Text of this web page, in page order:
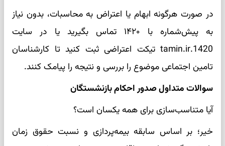
در صورت هرگونه ابهام یا اعتراض به محاسبات، بدون نیاز
به پیش‌شماره با ۱۴۲۰ تماس بگیرید یا در سایت
1420.tamin.ir تیکت اعتراضی ثبت کنید تا کارشناسان
تامین اجتماعی موضوع را بررسی و نتیجه را پیامک کنند.
سوالات متداول صدور احکام بازنشستگان
آیا متناسب‌سازی برای همه یکسان است؟
خیر؛ بر اساس سابقه بیمه‌پردازی و نسبت حقوق زمان